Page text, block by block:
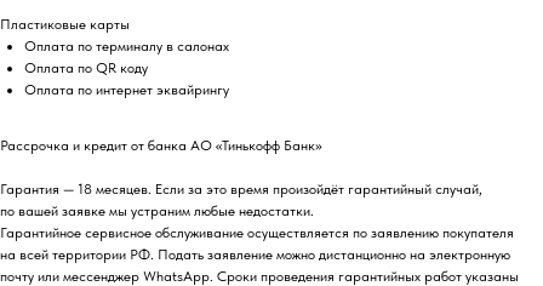
Пластиковые карты
Оплата по терминалу в салонах
Оплата по QR коду
Оплата по интернет эквайрингу
Рассрочка и кредит от банка АО «Тинькофф Банк»
Гарантия — 18 месяцев. Если за это время произойдёт гарантийный случай,
по вашей заявке мы устраним любые недостатки.
Гарантийное сервисное обслуживание осуществляется по заявлению покупателя
на всей территории РФ. Подать заявление можно дистанционно на электронную
почту или мессенджер WhatsApp. Сроки проведения гарантийных работ указаны